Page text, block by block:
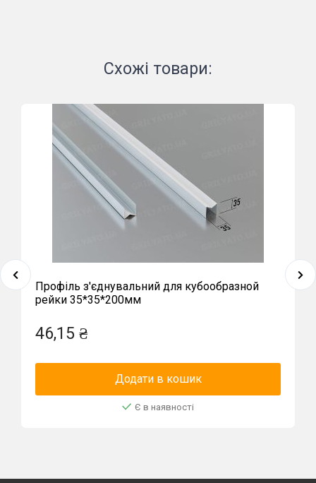
Схожі товари:
Профіль з'єднувальний для кубообразной
рейки 35*35*200мм
46,15 ₴
Додати в кошик
Є в наявності